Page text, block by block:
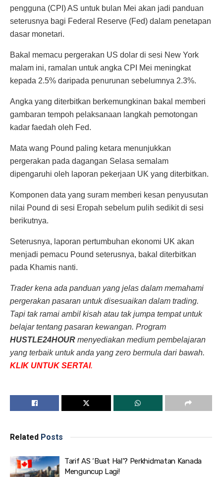
pengguna (CPI) AS untuk bulan Mei akan jadi panduan
seterusnya bagi Federal Reserve (Fed) dalam penetapan
dasar monetari.
Bakal memacu pergerakan US dolar di sesi New York
malam ini, ramalan untuk angka CPI Mei meningkat
kepada 2.5% daripada penurunan sebelumnya 2.3%.
Angka yang diterbitkan berkemungkinan bakal memberi
gambaran tempoh pelaksanaan langkah pemotongan
kadar faedah oleh Fed.
Mata wang Pound paling ketara menunjukkan
pergerakan pada dagangan Selasa semalam
dipengaruhi oleh laporan pekerjaan UK yang diterbitkan.
Komponen data yang suram memberi kesan penyusutan
nilai Pound di sesi Eropah sebelum pulih sedikit di sesi
berikutnya.
Seterusnya, laporan pertumbuhan ekonomi UK akan
menjadi pemacu Pound seterusnya, bakal diterbitkan
pada Khamis nanti.
Trader kena ada panduan yang jelas dalam memahami
pergerakan pasaran untuk disesuaikan dalam trading.
Tapi tak ramai ambil kisah atau tak jumpa tempat untuk
belajar tentang pasaran kewangan. Program
HUSTLE24HOUR menyediakan medium pembelajaran
yang terbaik untuk anda yang zero bermula dari bawah.
KLIK UNTUK SERTAI.
Related Posts
Tarif AS ‘Buat Hal’? Perkhidmatan Kanada
Menguncup Lagi!